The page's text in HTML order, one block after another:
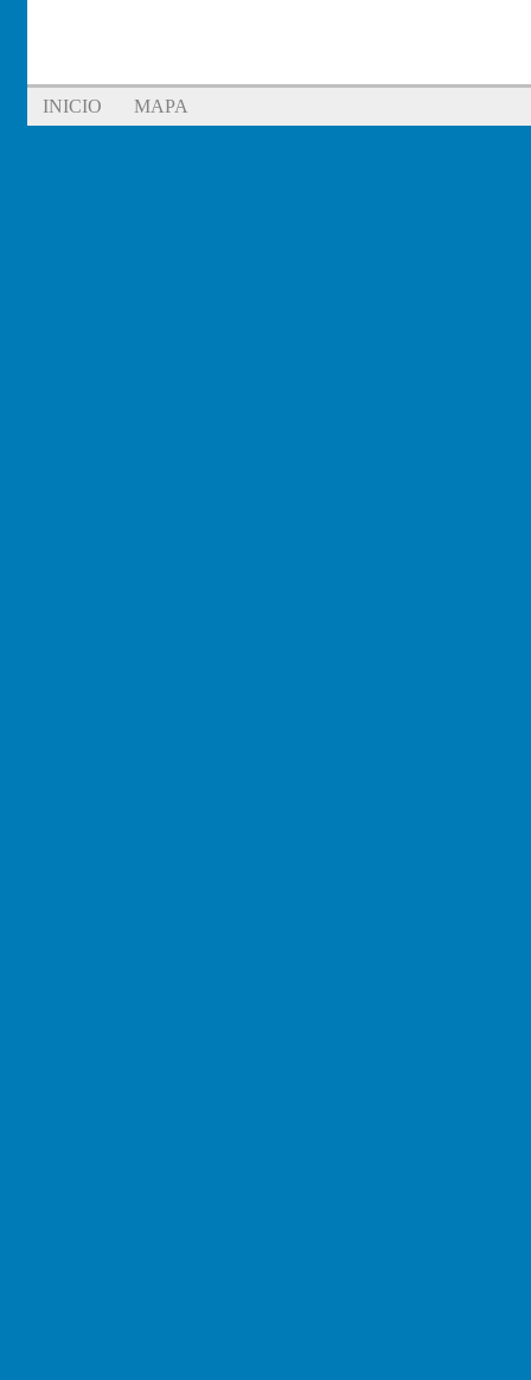
INICIO MAPA